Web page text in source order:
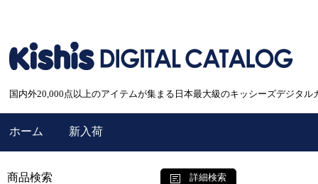
国内外20,000点以上のアイテムが集まる日本最大級のキッシーズデジタル
ホーム 新入荷
商品検索 詳細検索